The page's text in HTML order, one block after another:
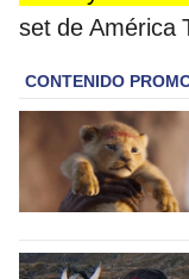
set de América